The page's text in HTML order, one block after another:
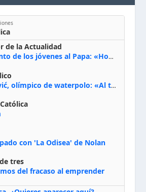
de la Actualidad
El agradecimiento de los jóvenes al Papa: «Hoy nos sentimos Iglesia»
Goran Tomašević, olímpico de waterpolo: «Al terminar el Camino de Santiago entregué mi vida a Cristo; hablé con Dios y le dije: ‘Estoy listo; estoy a tu servicio. Puedo llevar lo que sea necesario para ti’»
con 'La Odisea' de Nolan
tres
del fracaso al emprender